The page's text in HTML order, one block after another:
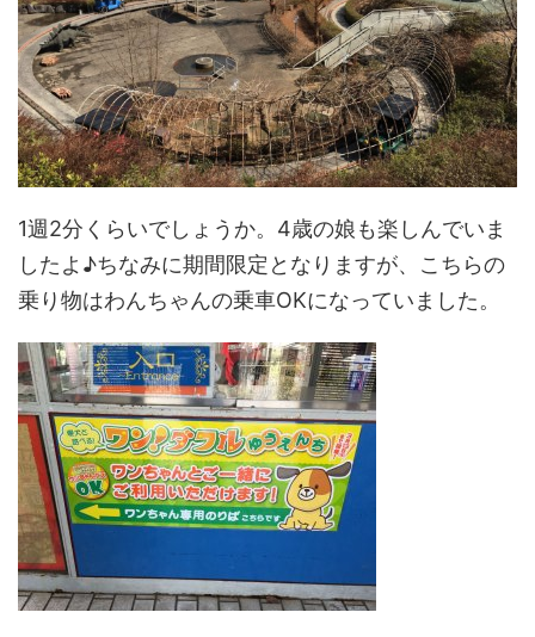
1週2分くらいでしょうか。4歳の娘も楽しんでいま
したよ♪ちなみに期間限定となりますが、こちらの
乗り物はわんちゃんの乗車OKになっていました。